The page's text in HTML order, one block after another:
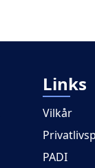
Links
Vilkår
PADI